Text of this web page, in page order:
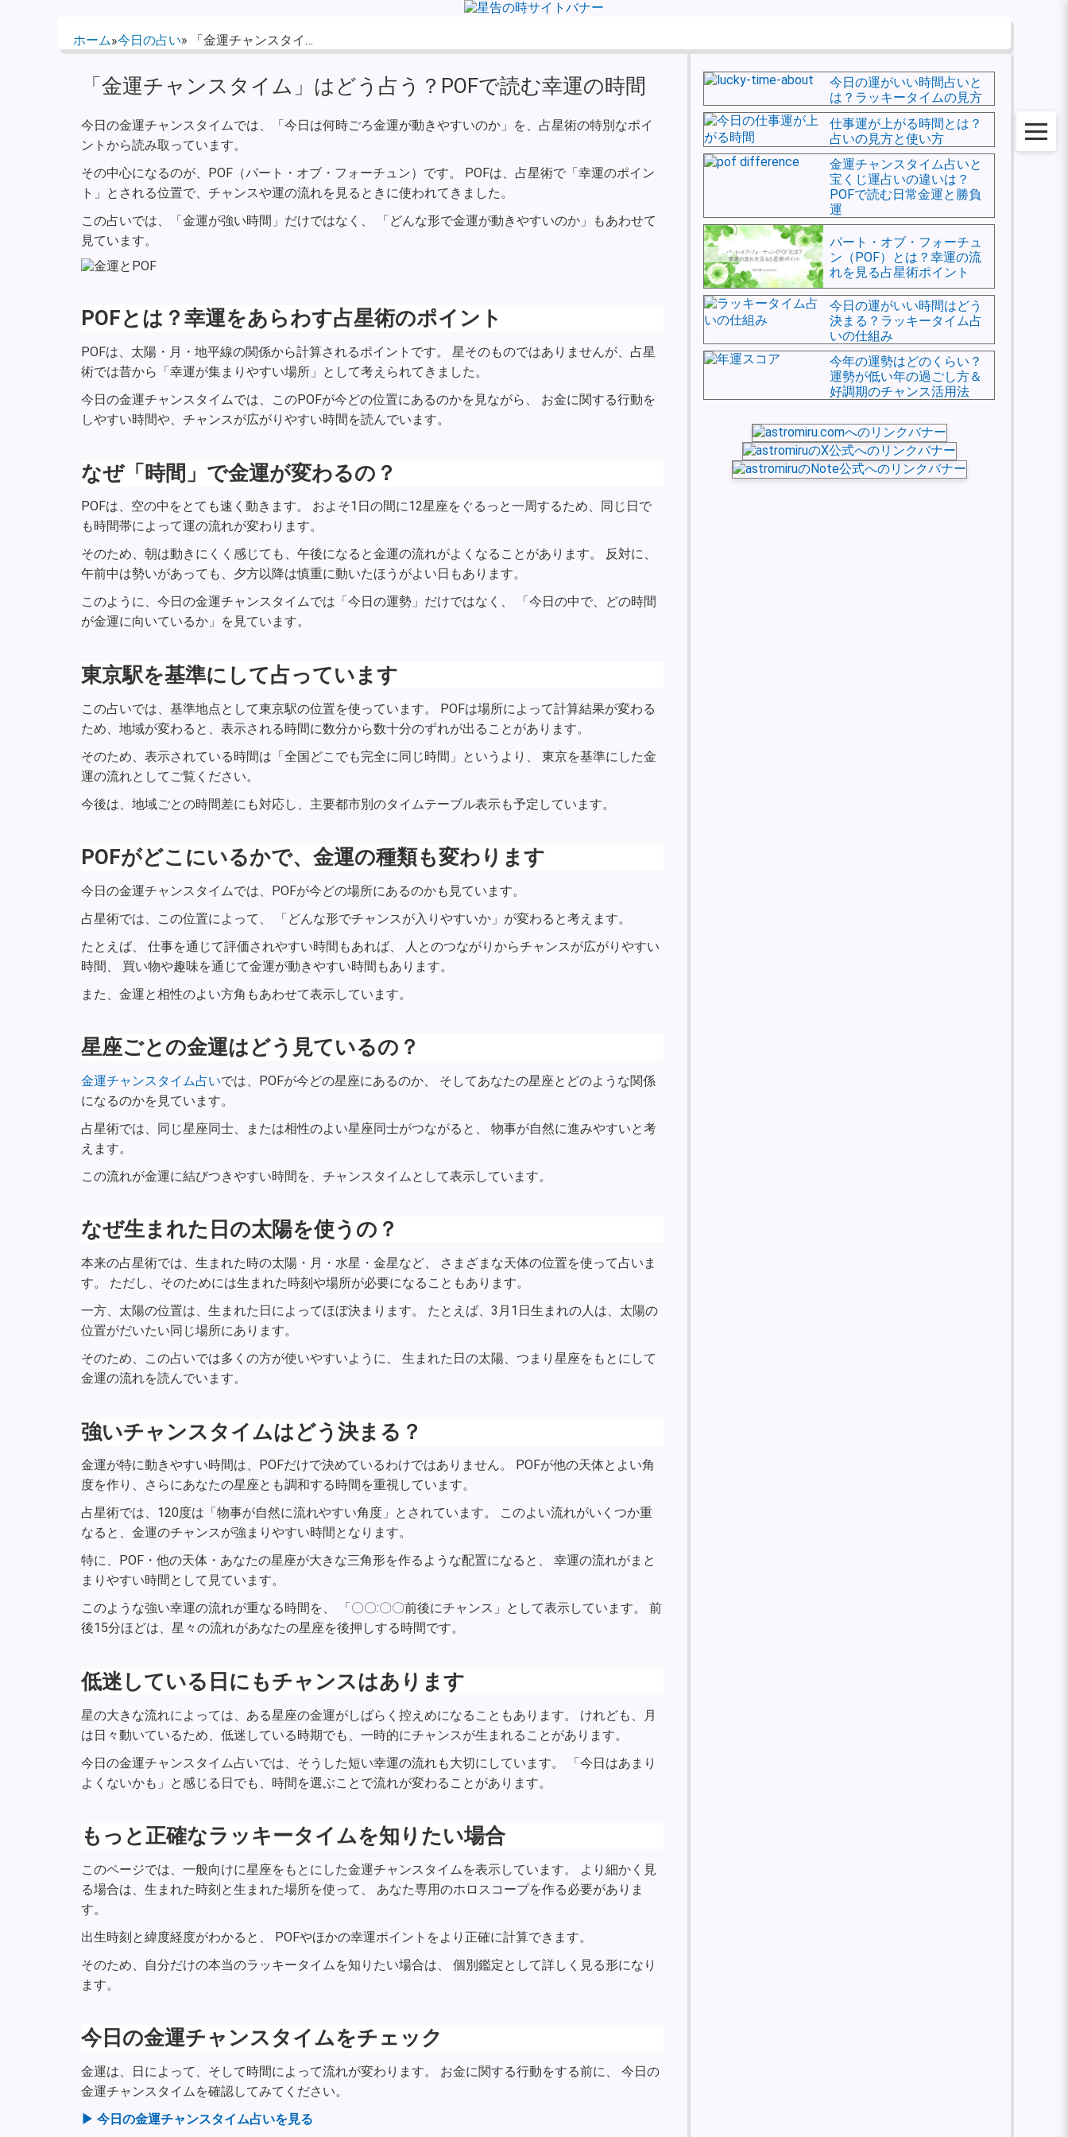
メニ
ホーム»今日の占い» 「金運チャンスタイ…
「金運チャンスタイム」はどう占う？POFで読む幸運の時間
今日の金運チャンスタイムでは、「今日は何時ごろ金運が動きやすいのか」を、占星術の特別なポイ
ントから読み取っています。
その中心になるのが、POF（パート・オブ・フォーチュン）です。 POFは、占星術で「幸運のポイン
ト」とされる位置で、チャンスや運の流れを見るときに使われてきました。
この占いでは、「金運が強い時間」だけではなく、 「どんな形で金運が動きやすいのか」もあわせて
見ています。
POFとは？幸運をあらわす占星術のポイント
POFは、太陽・月・地平線の関係から計算されるポイントです。 星そのものではありませんが、占星
術では昔から「幸運が集まりやすい場所」として考えられてきました。
今日の金運チャンスタイムでは、このPOFが今どの位置にあるのかを見ながら、 お金に関する行動を
しやすい時間や、チャンスが広がりやすい時間を読んでいます。
なぜ「時間」で金運が変わるの？
POFは、空の中をとても速く動きます。 およそ1日の間に12星座をぐるっと一周するため、同じ日で
も時間帯によって運の流れが変わります。
そのため、朝は動きにくく感じても、午後になると金運の流れがよくなることがあります。 反対に、
午前中は勢いがあっても、夕方以降は慎重に動いたほうがよい日もあります。
このように、今日の金運チャンスタイムでは「今日の運勢」だけではなく、 「今日の中で、どの時間
が金運に向いているか」を見ています。
東京駅を基準にして占っています
この占いでは、基準地点として東京駅の位置を使っています。 POFは場所によって計算結果が変わる
ため、地域が変わると、表示される時間に数分から数十分のずれが出ることがあります。
そのため、表示されている時間は「全国どこでも完全に同じ時間」というより、 東京を基準にした金
運の流れとしてご覧ください。
今後は、地域ごとの時間差にも対応し、主要都市別のタイムテーブル表示も予定しています。
POFがどこにいるかで、金運の種類も変わります
今日の金運チャンスタイムでは、POFが今どの場所にあるのかも見ています。
占星術では、この位置によって、 「どんな形でチャンスが入りやすいか」が変わると考えます。
たとえば、 仕事を通じて評価されやすい時間もあれば、 人とのつながりからチャンスが広がりやすい
時間、 買い物や趣味を通じて金運が動きやすい時間もあります。
また、金運と相性のよい方角もあわせて表示しています。
星座ごとの金運はどう見ているの？
金運チャンスタイム占いでは、POFが今どの星座にあるのか、 そしてあなたの星座とどのような関係
になるのかを見ています。
占星術では、同じ星座同士、または相性のよい星座同士がつながると、 物事が自然に進みやすいと考
えます。
この流れが金運に結びつきやすい時間を、チャンスタイムとして表示しています。
なぜ生まれた日の太陽を使うの？
本来の占星術では、生まれた時の太陽・月・水星・金星など、 さまざまな天体の位置を使って占いま
す。 ただし、そのためには生まれた時刻や場所が必要になることもあります。
一方、太陽の位置は、生まれた日によってほぼ決まります。 たとえば、3月1日生まれの人は、太陽の
位置がだいたい同じ場所にあります。
そのため、この占いでは多くの方が使いやすいように、 生まれた日の太陽、つまり星座をもとにして
金運の流れを読んでいます。
強いチャンスタイムはどう決まる？
金運が特に動きやすい時間は、POFだけで決めているわけではありません。 POFが他の天体とよい角
度を作り、さらにあなたの星座とも調和する時間を重視しています。
占星術では、120度は「物事が自然に流れやすい角度」とされています。 このよい流れがいくつか重
なると、金運のチャンスが強まりやすい時間となります。
特に、POF・他の天体・あなたの星座が大きな三角形を作るような配置になると、 幸運の流れがまと
まりやすい時間として見ています。
このような強い幸運の流れが重なる時間を、 「〇〇:〇〇前後にチャンス」として表示しています。 前
後15分ほどは、星々の流れがあなたの星座を後押しする時間です。
低迷している日にもチャンスはあります
星の大きな流れによっては、ある星座の金運がしばらく控えめになることもあります。 けれども、月
は日々動いているため、低迷している時期でも、一時的にチャンスが生まれることがあります。
今日の金運チャンスタイム占いでは、そうした短い幸運の流れも大切にしています。 「今日はあまり
よくないかも」と感じる日でも、時間を選ぶことで流れが変わることがあります。
もっと正確なラッキータイムを知りたい場合
このページでは、一般向けに星座をもとにした金運チャンスタイムを表示しています。 より細かく見
る場合は、生まれた時刻と生まれた場所を使って、 あなた専用のホロスコープを作る必要がありま
す。
出生時刻と緯度経度がわかると、 POFやほかの幸運ポイントをより正確に計算できます。
そのため、自分だけの本当のラッキータイムを知りたい場合は、 個別鑑定として詳しく見る形になり
ます。
今日の金運チャンスタイムをチェック
金運は、日によって、そして時間によって流れが変わります。 お金に関する行動をする前に、 今日の
金運チャンスタイムを確認してみてください。
▶ 今日の金運チャンスタイム占いを見る
今日の運がいい時間占いと
は？ラッキータイムの見方
仕事運が上がる時間とは？
占いの見方と使い方
金運チャンスタイム占いと
宝くじ運占いの違いは？
POFで読む日常金運と勝負
運
パート・オブ・フォーチュ
ン（POF）とは？幸運の流
れを見る占星術ポイント
今日の運がいい時間はどう
決まる？ラッキータイム占
いの仕組み
今年の運勢はどのくらい？
運勢が低い年の過ごし方＆
好調期のチャンス活用法